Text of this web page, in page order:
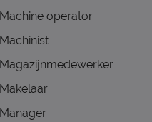
Machine operator
Machinist
Magazijnmedewerker
Makelaar
Manager